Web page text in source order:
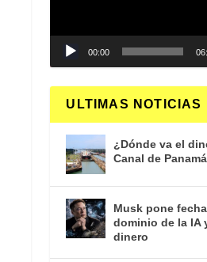
00:00
ULTIMAS NOTICIAS
¿Dónde va el
Canal de
Musk pone
dominio de la IA
dinero